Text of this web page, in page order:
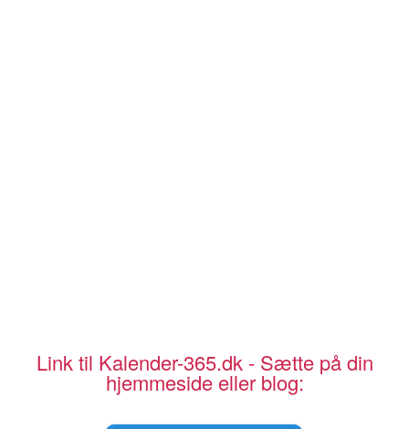
Link til Kalender-365.dk - Sætte på din
hjemmeside eller blog: